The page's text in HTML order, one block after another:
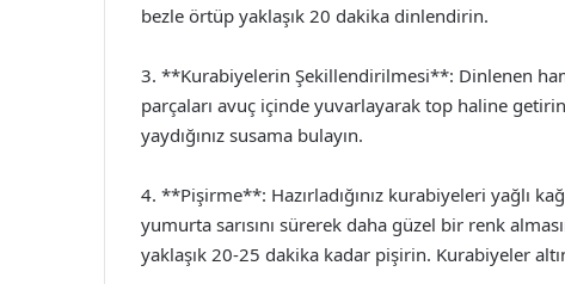
bezle örtüp yaklaşık 20 dakika dinlendirin.
3. **Kurabiyelerin Şekillendirilmesi**: Dinlenen
parçaları avuç içinde yuvarlayarak top haline
yaydığınız susama bulayın.
4. **Pişirme**: Hazırladığınız kurabiyeleri yağlı
yumurta sarısını sürerek daha güzel bir renk
yaklaşık 20-25 dakika kadar pişirin. Kurabiyeler